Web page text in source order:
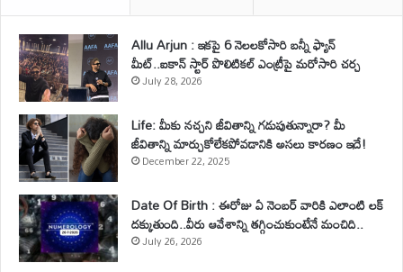
Allu Arjun : ఇకపై 6 నెలలకోసారి బన్నీ ఫ్యాన్
మీట్..ఐకాన్ స్టార్ పొలిటికల్ ఎంట్రీపై మరోసారి చర్చ
July 28, 2026
Life: మీకు నచ్చని జీవితాన్ని గడుపుతున్నారా? మీ
జీవితాన్ని మార్చుకోలేకపోవడానికి అసలు కారణం ఇదే!
December 22, 2025
Date Of Birth : ఈరోజు ఏ నెంబర్ వారికి ఎలాంటి లక్
దక్కుతుంది..వీరు ఆవేశాన్ని తగ్గించుకుంటేనే మంచిది..
July 26, 2026